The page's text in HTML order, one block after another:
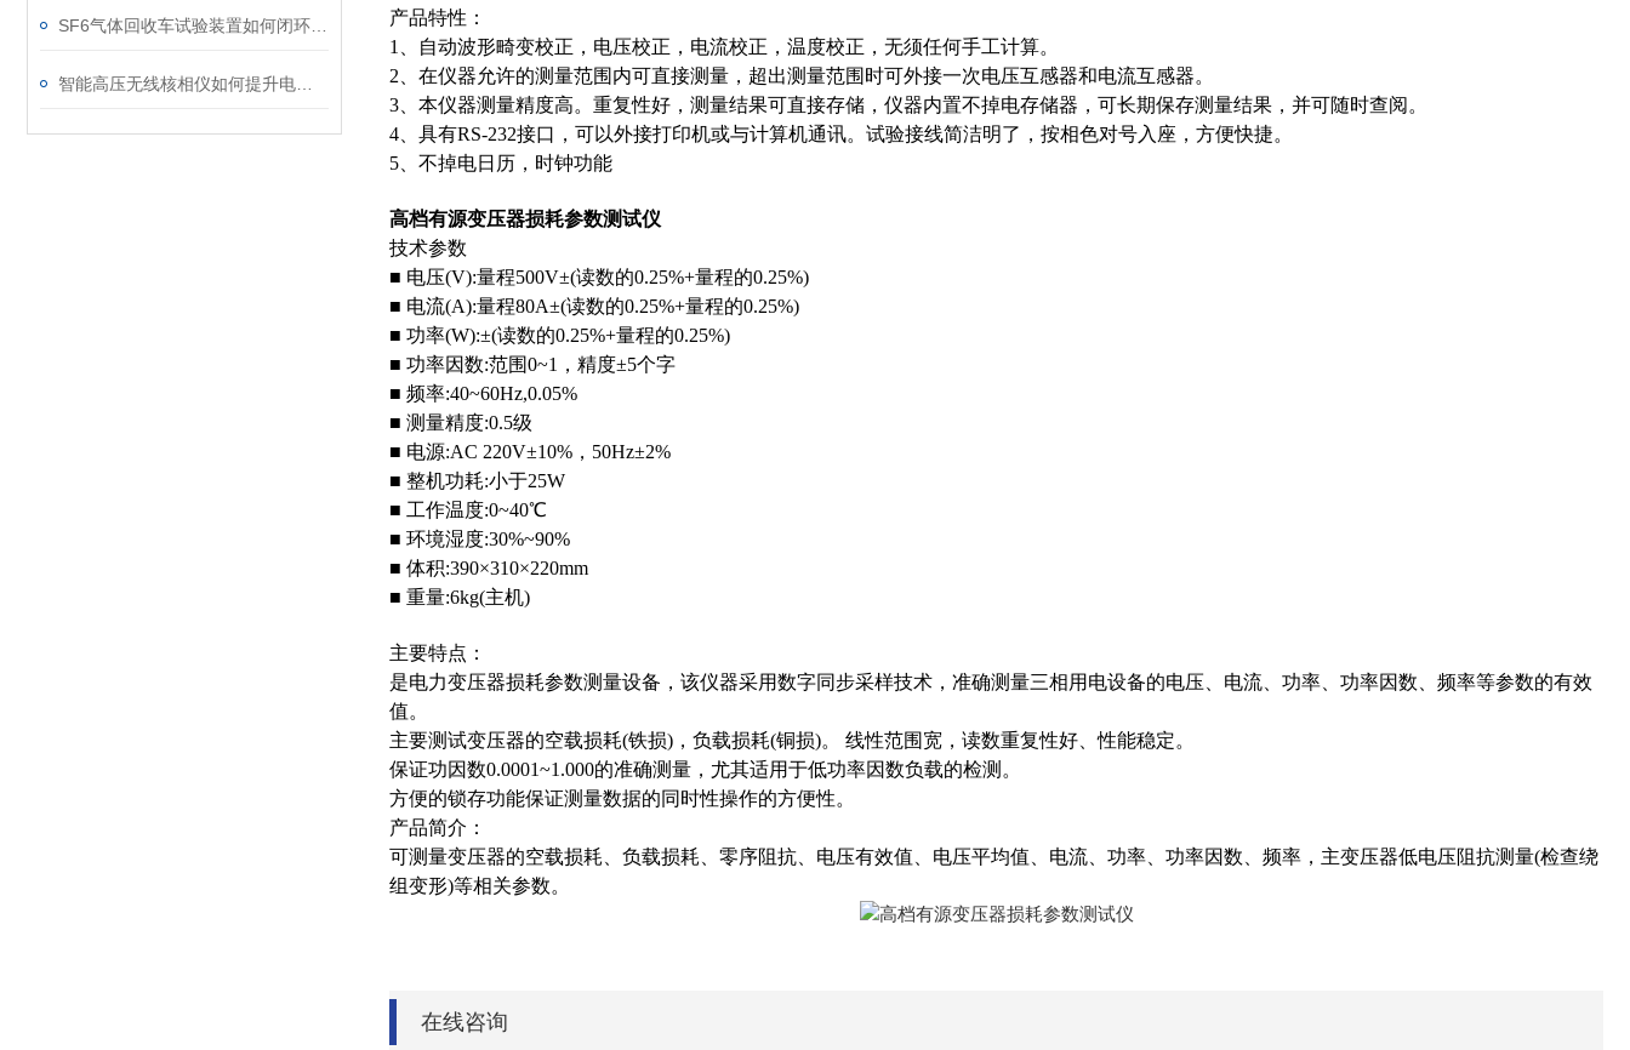
产品特性：
1、自动波形畸变校正，电压校正，电流校正，温度校正，无须任何手工计算。
2、在仪器允许的测量范围内可直接测量，超出测量范围时可外接一次电压互感器和电流互感器。
3、本仪器测量精度高。重复性好，测量结果可直接存储，仪器内置不掉电存储器，可长期保存测量结果，并可随时查阅。
4、具有RS-232接口，可以外接打印机或与计算机通讯。试验接线简洁明了，按相色对号入座，方便快捷。
5、不掉电日历，时钟功能
高档有源变压器损耗参数测试仪
技术参数
■ 电压(V):量程500V±(读数的0.25%+量程的0.25%)
■ 电流(A):量程80A±(读数的0.25%+量程的0.25%)
■ 功率(W):±(读数的0.25%+量程的0.25%)
■ 功率因数:范围0~1，精度±5个字
■ 频率:40~60Hz,0.05%
■ 测量精度:0.5级
■ 电源:AC 220V±10%，50Hz±2%
■ 整机功耗:小于25W
■ 工作温度:0~40℃
■ 环境湿度:30%~90%
■ 体积:390×310×220mm
■ 重量:6kg(主机)
主要特点：
是电力变压器损耗参数测量设备，该仪器采用数字同步采样技术，准确测量三相用电设备的电压、电流、功率、功率因数、频率等参数的有效
值。
主要测试变压器的空载损耗(铁损)，负载损耗(铜损)。 线性范围宽，读数重复性好、性能稳定。
保证功因数0.0001~1.000的准确测量，尤其适用于低功率因数负载的检测。
方便的锁存功能保证测量数据的同时性操作的方便性。
产品简介：
可测量变压器的空载损耗、负载损耗、零序阻抗、电压有效值、电压平均值、电流、功率、功率因数、频率，主变压器低电压阻抗测量(检查绕
组变形)等相关参数。
在线咨询